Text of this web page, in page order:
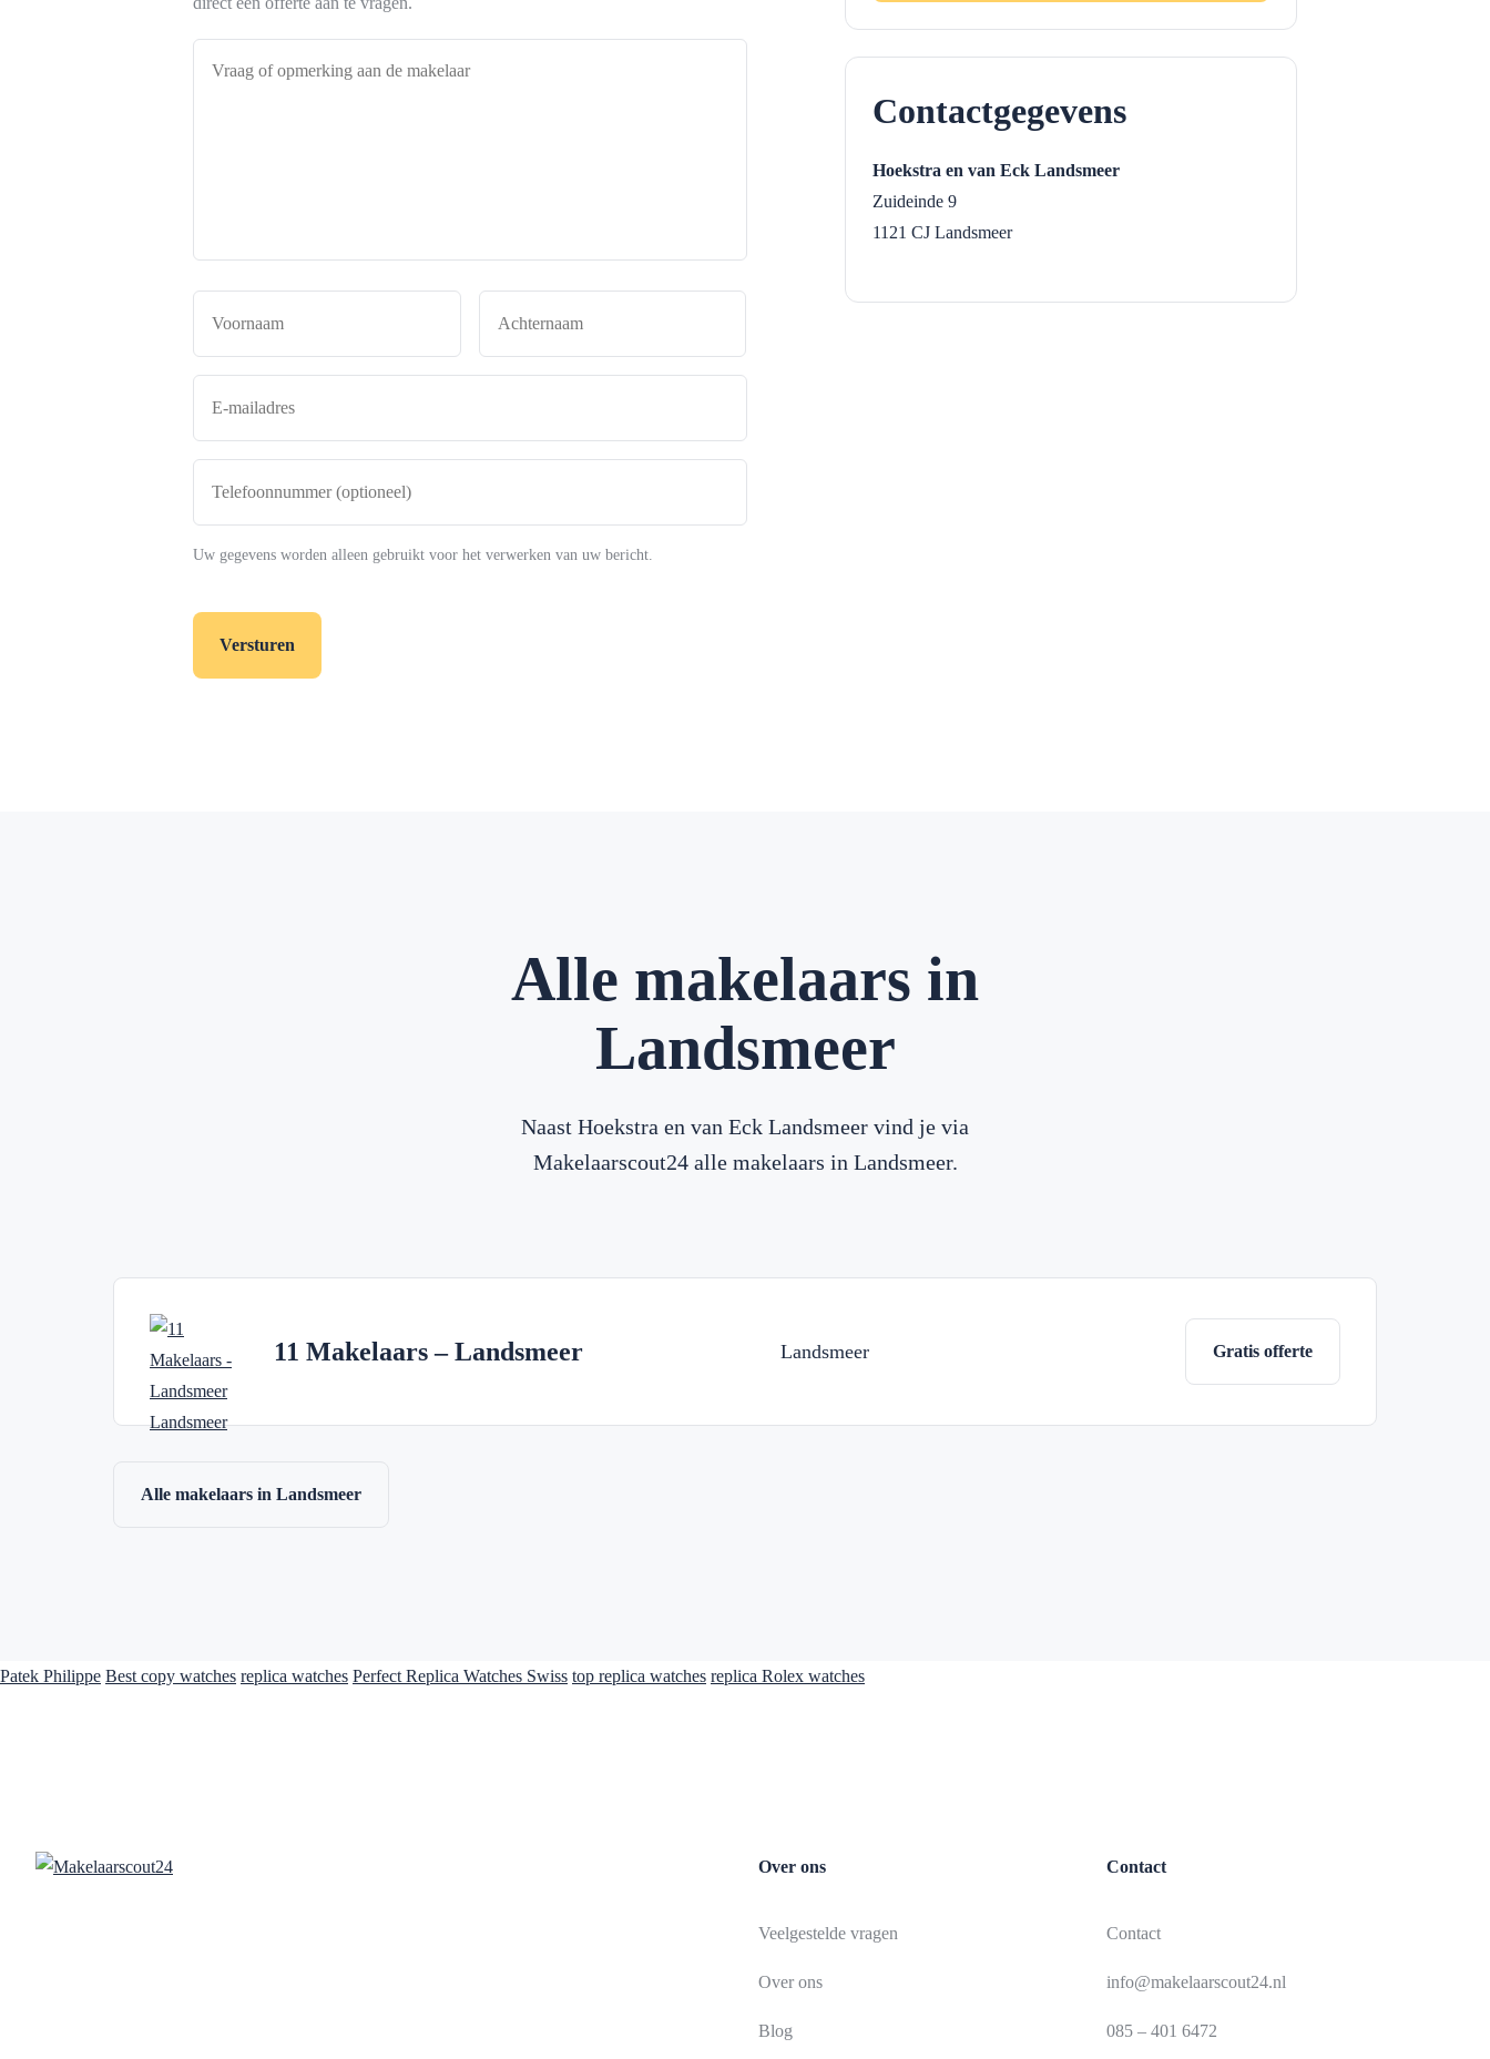
Uw gegevens worden alleen gebruikt voor het verwerken van uw bericht.
Contactgegevens
Hoekstra en van Eck Landsmeer
Zuideinde 9
1121 CJ Landsmeer
Alle makelaars in
Landsmeer
Naast Hoekstra en van Eck Landsmeer vind je via
Makelaarscout24 alle makelaars in Landsmeer.
11 Makelaars – Landsmeer Landsmeer Gratis offerte
Alle makelaars in Landsmeer
Patek Philippe Best copy watches replica watches Perfect Replica Watches Swiss top replica watches replica Rolex watches
Over ons
Veelgestelde vragen
Over ons
Blog
Contact
Contact
info@makelaarscout24.nl
085 – 401 6472